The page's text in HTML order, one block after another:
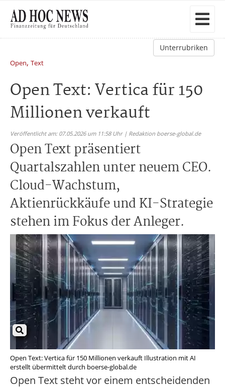
Unterrubriken
Open, Text
Open Text: Vertica für 150
Millionen verkauft
Veröffentlicht am: 07.05.2026 um 11:58 Uhr | Redaktion boerse-global.de
Open Text präsentiert
Quartalszahlen unter neuem CEO.
Cloud-Wachstum,
Aktienrückkäufe und KI-Strategie
stehen im Fokus der Anleger.
Open Text: Vertica für 150 Millionen verkauft Illustration mit AI
erstellt übermittelt durch boerse-global.de
Open Text steht vor einem entscheidenden